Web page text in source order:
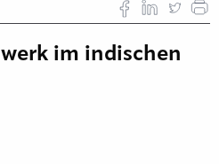
im indischen